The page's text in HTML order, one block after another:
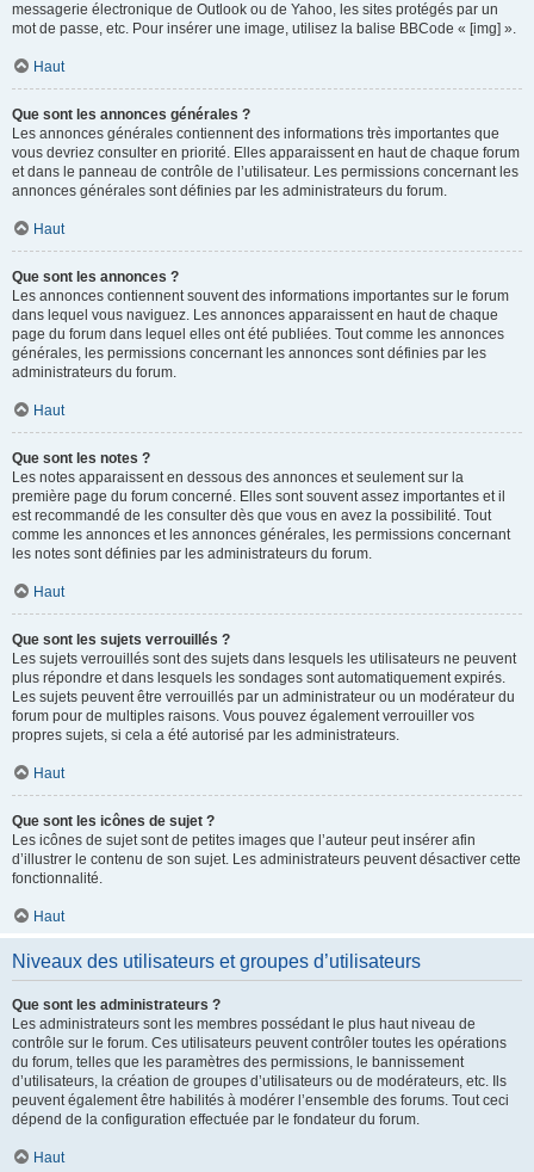
messagerie électronique de Outlook ou de Yahoo, les sites protégés par un
mot de passe, etc. Pour insérer une image, utilisez la balise BBCode « [img] ».
Haut
Que sont les annonces générales ?
Les annonces générales contiennent des informations très importantes que
vous devriez consulter en priorité. Elles apparaissent en haut de chaque forum
et dans le panneau de contrôle de l’utilisateur. Les permissions concernant les
annonces générales sont définies par les administrateurs du forum.
Haut
Que sont les annonces ?
Les annonces contiennent souvent des informations importantes sur le forum
dans lequel vous naviguez. Les annonces apparaissent en haut de chaque
page du forum dans lequel elles ont été publiées. Tout comme les annonces
générales, les permissions concernant les annonces sont définies par les
administrateurs du forum.
Haut
Que sont les notes ?
Les notes apparaissent en dessous des annonces et seulement sur la
première page du forum concerné. Elles sont souvent assez importantes et il
est recommandé de les consulter dès que vous en avez la possibilité. Tout
comme les annonces et les annonces générales, les permissions concernant
les notes sont définies par les administrateurs du forum.
Haut
Que sont les sujets verrouillés ?
Les sujets verrouillés sont des sujets dans lesquels les utilisateurs ne peuvent
plus répondre et dans lesquels les sondages sont automatiquement expirés.
Les sujets peuvent être verrouillés par un administrateur ou un modérateur du
forum pour de multiples raisons. Vous pouvez également verrouiller vos
propres sujets, si cela a été autorisé par les administrateurs.
Haut
Que sont les icônes de sujet ?
Les icônes de sujet sont de petites images que l’auteur peut insérer afin
d’illustrer le contenu de son sujet. Les administrateurs peuvent désactiver cette
fonctionnalité.
Haut
Niveaux des utilisateurs et groupes d’utilisateurs
Que sont les administrateurs ?
Les administrateurs sont les membres possédant le plus haut niveau de
contrôle sur le forum. Ces utilisateurs peuvent contrôler toutes les opérations
du forum, telles que les paramètres des permissions, le bannissement
d’utilisateurs, la création de groupes d’utilisateurs ou de modérateurs, etc. Ils
peuvent également être habilités à modérer l’ensemble des forums. Tout ceci
dépend de la configuration effectuée par le fondateur du forum.
Haut